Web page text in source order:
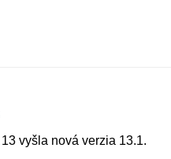
vyšla nová verzia 13.1.